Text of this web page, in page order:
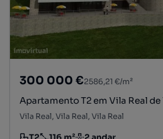
300 000 €2586,21 €/m²
Apartamento T2 em Vila Real de
Vila Real, Vila Real, Vila Real